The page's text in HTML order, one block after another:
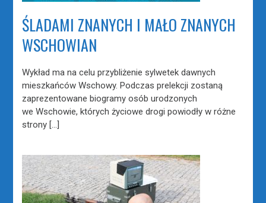
ŚLADAMI ZNANYCH I MAŁO ZNANYCH
WSCHOWIAN
Wykład ma na celu przybliżenie sylwetek dawnych
mieszkańców Wschowy. Podczas prelekcji zostaną
zaprezentowane biogramy osób urodzonych
we Wschowie, których życiowe drogi powiodły w różne
strony […]